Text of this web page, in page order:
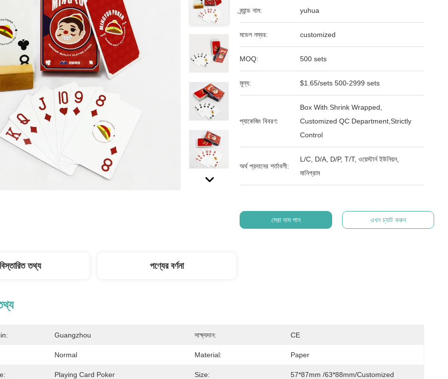
ব্র্যান্ড নাম: yuhua
মডেল নম্বর: customized
MOQ: 500 sets
মূল্য: $1.65/sets 500-2999 sets
প্যাকেজিং বিবরণ:
Box With Shrink Wrapped,
Customized QC Department,Strictly
Control
অর্থ প্রদানের শর্তাবলী:
L/C, D/A, D/P, T/T, ওয়েস্টার্ন ইউনিয়ন,
মানিগ্রাম
সেরা দাম পান এখন চ্যাট করুন
বিস্তারিত তথ্য পণ্যের বর্ণনা
Guangzhou সাক্ষ্যদান: CE
Normal Material: Paper
Playing Card Poker Size: 57*87mm /63*88mm/Customized